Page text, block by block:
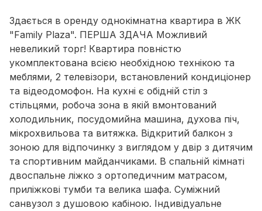
Здається в оренду однокімнатна квартира в ЖК
"Family Plaza". ПЕРША ЗДАЧА Можливий
невеликий торг! Квартира повністю
укомплектована всією необхідною технікою та
меблями, 2 телевізори, встановлений кондиціонер
та відеодомофон. На кухні є обідній стіл з
стільцями, робоча зона в якій вмонтований
холодильник, посудомийна машина, духова піч,
мікрохвильова та витяжка. Відкритий балкон з
зоною для відпочинку з виглядом у двір з дитячим
та спортивним майданчиками. В спальній кімнаті
двоспальне ліжко з ортопедичним матрасом,
приліжкові тумби та велика шафа. Суміжний
санвузол з душовою кабіною. Індивідуальне